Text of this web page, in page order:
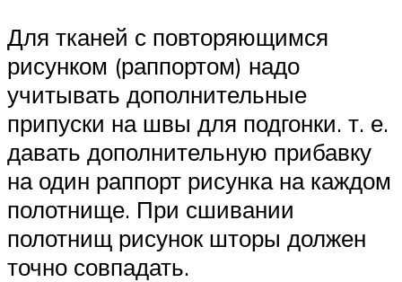
Для тканей с повторяющимся
рисунком (раппортом) надо
учитывать дополнительные
припуски на швы для подгонки. т. е.
давать дополнительную прибавку
на один раппорт рисунка на каждом
полотнище. При сшивании
полотнищ рисунок шторы должен
точно совпадать.